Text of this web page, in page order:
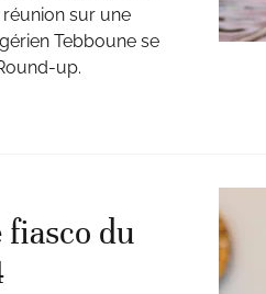
sur une
Tebboune se
up.
fiasco du